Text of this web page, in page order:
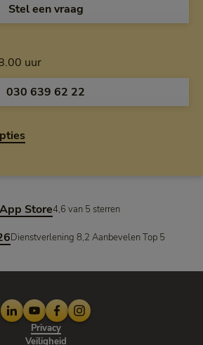
Open de chat en
Stel een vraag
uurMaandag tot en met vrijdag
Bel ons op
030 639 62 22
App Store4,6 van 5 sterren
Dienstverlening 8,2 Aanbevelen Top 5
YoutubeFacebook
Instagram
Privacy
Veiligheid